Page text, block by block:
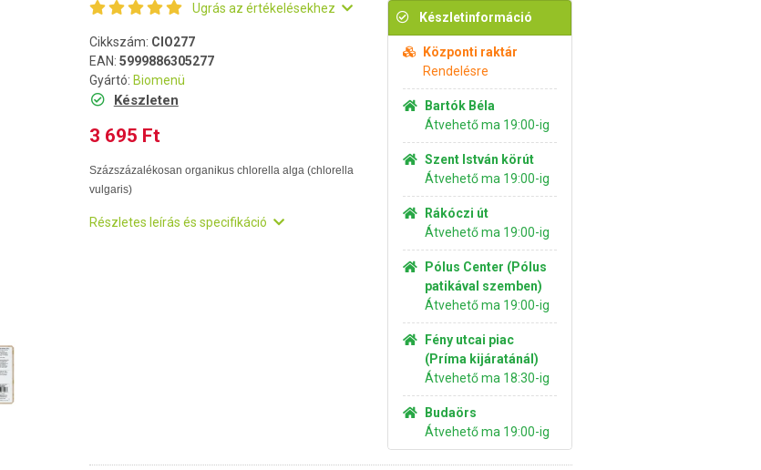
Ugrás az értékelésekhez
Cikkszám: CIO277
EAN: 5999886305277
Gyártó: Biomenü
Készleten
3 695 Ft
Százszázalékosan organikus chlorella alga (chlorella
vulgaris)
Részletes leírás és specifikáció
Készletinformáció
Központi raktár
Rendelésre
Bartók Béla
Átvehető ma 19:00-ig
Szent István körút
Átvehető ma 19:00-ig
Rákóczi út
Átvehető ma 19:00-ig
Pólus Center (Pólus
patikával szemben)
Átvehető ma 19:00-ig
Fény utcai piac
(Príma kijáratánál)
Átvehető ma 18:30-ig
Budaörs
Átvehető ma 19:00-ig